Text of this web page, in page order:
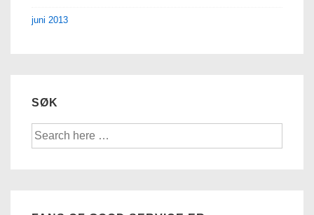
juni 2013
SØK
Søk